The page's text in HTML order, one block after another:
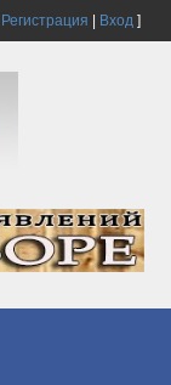
Регистрация Вход]